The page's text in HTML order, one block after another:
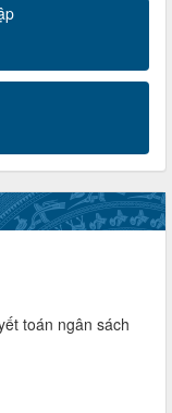
tài sản công
công đoàn
toán ngân sách
của Tổng